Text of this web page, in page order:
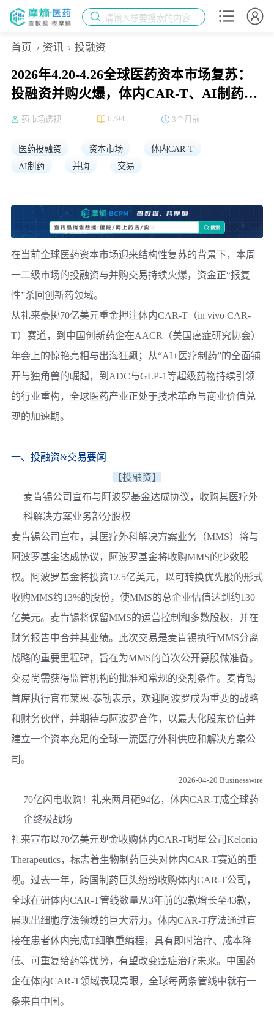
请输入想要搜索的内容
首页 资讯 投融资
2026年4.20-4.26全球医药资本市场复苏：
投融资并购火爆，体内CAR-T、AI制药成
焦点！
药市场透视 6794 3个月前
医药投融资 资本市场
体内CAR-T
AI制药
并购 交易
在当前全球医药资本市场迎来结构性复苏的背景下，本周
一二级市场的投融资与并购交易持续火爆，资金正“报复
性”杀回创新药领域。
从礼来豪掷70亿美元重金押注体内CAR-T（in vivo CAR-
T）赛道，到中国创新药企在AACR（美国癌症研究协会）
年会上的惊艳亮相与出海狂飙；从“AI+医疗制药”的全面铺
开与独角兽的崛起，到ADC与GLP-1等超级药物持续引领
的行业重构，全球医药产业正处于技术革命与商业价值兑
现的加速期。
一、投融资&交易要闻
【投融资】
麦肯锡公司宣布与阿波罗基金达成协议，收购其医疗外
科解决方案业务部分股权
麦肯锡公司宣布，其医疗外科解决方案业务（MMS）将与
阿波罗基金达成协议，阿波罗基金将收购MMS的少数股
权。阿波罗基金将投资12.5亿美元，以可转换优先股的形式
收购MMS约13%的股份，使MMS的总企业估值达到约130
亿美元。麦肯锡将保留MMS的运营控制和多数股权，并在
财务报告中合并其业绩。此次交易是麦肯锡执行MMS分离
战略的重要里程碑，旨在为MMS的首次公开募股做准备。
交易尚需获得监管机构的批准和常规的交割条件。麦肯锡
首席执行官布莱恩·泰勒表示，欢迎阿波罗成为重要的战略
和财务伙伴，并期待与阿波罗合作，以最大化股东价值并
建立一个资本充足的全球一流医疗外科供应和解决方案公
司。
2026-04-20 Businesswire
70亿闪电收购！礼来两月砸94亿，体内CAR-T成全球药
企终极战场
礼来宣布以70亿美元现金收购体内CAR-T明星公司Kelonia
Therapeutics，标志着生物制药巨头对体内CAR-T赛道的重
视。过去一年，跨国制药巨头纷纷收购体内CAR-T公司，
全球在研体内CAR-T管线数量从3年前的2款增长至43款，
展现出细胞疗法领域的巨大潜力。体内CAR-T疗法通过直
接在患者体内完成T细胞重编程，具有即时治疗、成本降
低、可重复给药等优势，有望改变癌症治疗未来。中国药
企在体内CAR-T领域表现亮眼，全球每两条管线中就有一
条来自中国。